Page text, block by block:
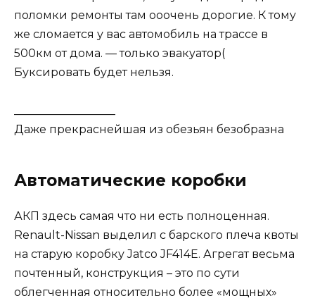
поломки ремонты там ооочень дорогие. К тому
же сломается у вас автомобиль на трассе в
500км от дома. — только эвакуатор(
Буксировать будет нельзя.
Даже прекраснейшая из обезьян безобразна
Автоматические коробки
АКП здесь самая что ни есть полноценная.
Renault-Nissan выделил с барского плеча квоты
на старую коробку Jatco JF414E. Агрегат весьма
почтенный, конструкция – это по сути
облегченная относительно более «мощных»